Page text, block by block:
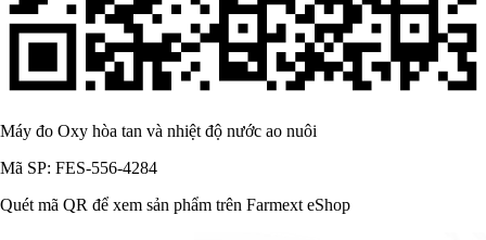
Máy đo Oxy hòa tan và nhiệt độ nước ao nuôi
Mã SP: FES-556-4284
Quét mã QR để xem sản phẩm trên Farmext eShop